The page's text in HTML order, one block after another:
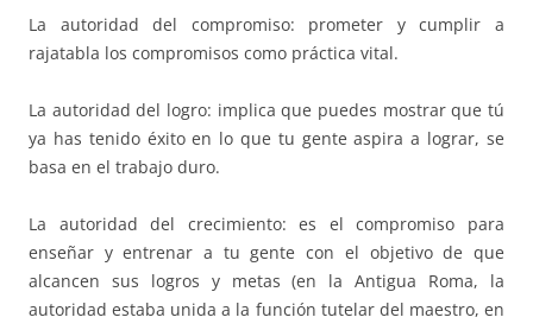
La autoridad del compromiso: prometer y cumplir a
rajatabla los compromisos como práctica vital.
La autoridad del logro: implica que puedes mostrar que tú
ya has tenido éxito en lo que tu gente aspira a lograr, se
basa en el trabajo duro.
La autoridad del crecimiento: es el compromiso para
enseñar y entrenar a tu gente con el objetivo de que
alcancen sus logros y metas (en la Antigua Roma, la
autoridad estaba unida a la función tutelar del maestro, en